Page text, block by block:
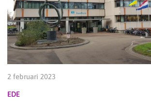
2 februari 2023
EDE